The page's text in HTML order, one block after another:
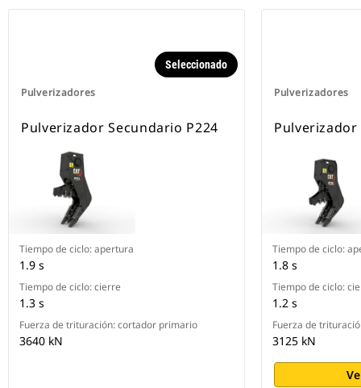
Pulverizadores
Seleccionado
Pulverizador Secundario P224
Tiempo de ciclo: apertura
1.9 s
Tiempo de ciclo: cierre
1.3 s
Fuerza de trituración: cortador primario
3640 kN
Pulverizadores
Pulverizador
Tiempo de ciclo:
1.8 s
Tiempo de ciclo:
1.2 s
Fuerza de
3125 kN